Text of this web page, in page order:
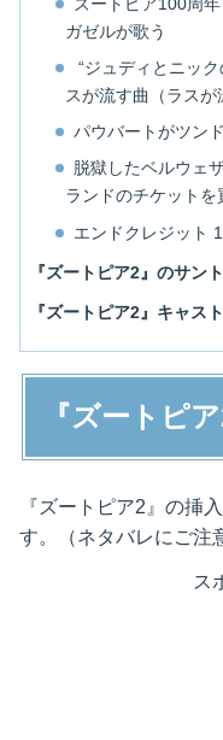
ガゼルが歌う
“ジュディとニッ
スが流す曲（ラスが
パウバートがツン
脱獄したベルウェ
ランドのチケットを
エンドクレジット
『ズートピア2』のサン
『ズートピア2』キャス
『ズートピ
『ズートピア2』の挿
す。（ネタバレにご注
ス